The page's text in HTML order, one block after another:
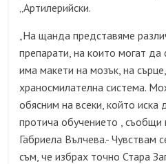
„Артилерийски.
„На щанда представяме
препарати, на които могат да
има макети на мозък, на
храносмилателна система.
обясним на всеки, който иска
протича обучението , съобщи
Габриела Вълчева.- Чувствам
съм, че избрах точно Стара